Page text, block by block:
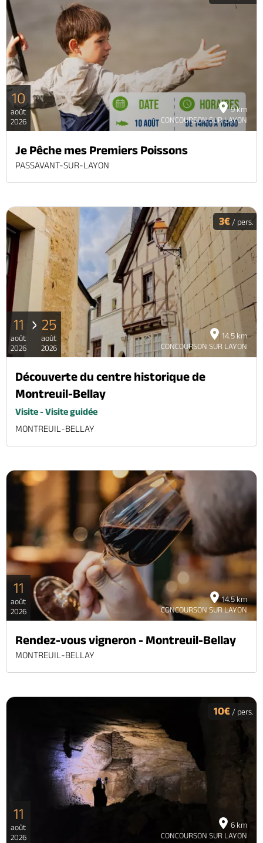
9 km
CONCOURSON SUR LAYON
10
août
2026
Je Pêche mes Premiers Poissons
PASSAVANT-SUR-LAYON
14.5 km
CONCOURSON SUR LAYON
3€ / pers.
11
août
2026
25
août
2026
Découverte du centre historique de
Montreuil-Bellay
Visite - Visite guidée
MONTREUIL-BELLAY
14.5 km
CONCOURSON SUR LAYON
11
août
2026
Rendez-vous vigneron - Montreuil-Bellay
MONTREUIL-BELLAY
6 km
CONCOURSON SUR LAYON
10€ / pers.
11
août
2026